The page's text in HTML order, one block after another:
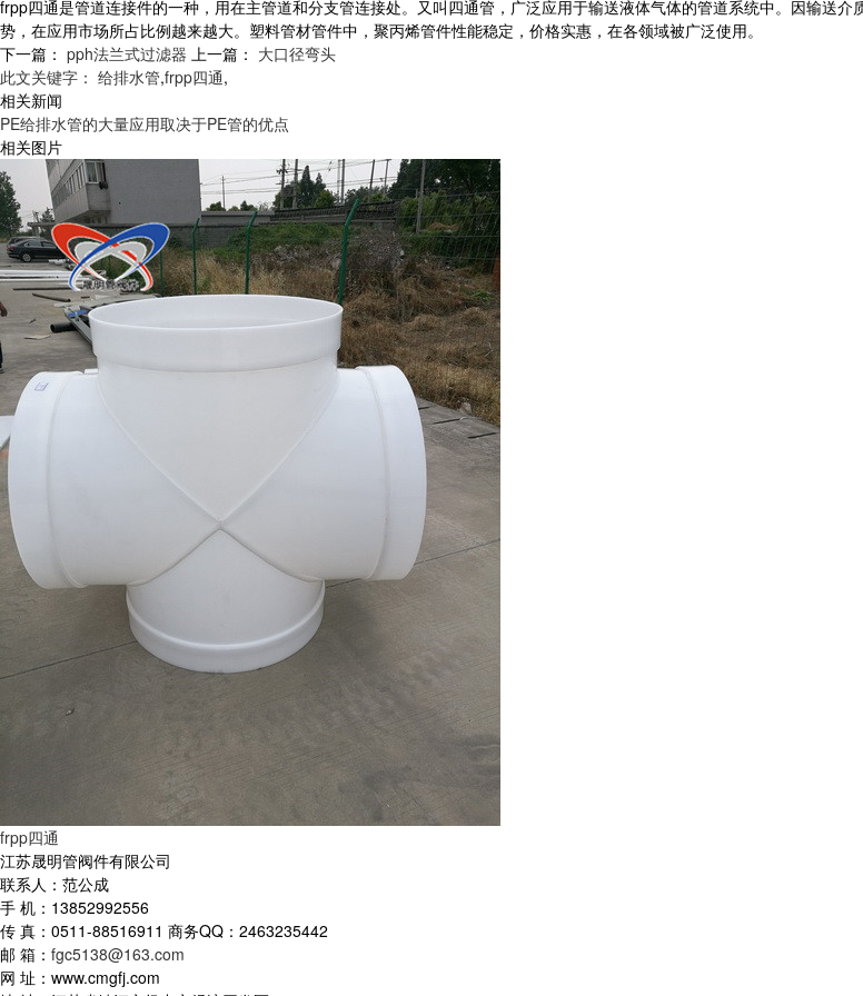
frpp四通是管道连接件的一种，用在主管道和分支管连接处。又叫四通管，广泛应用于输送液体气体的管道系统中。因输送
势，在应用市场所占比例越来越大。塑料管材管件中，聚丙烯管件性能稳定，价格实惠，在各领域被广泛使用。
下一篇： pph法兰式过滤器 上一篇： 大口径弯头
此文关键字： 给排水管,frpp四通,
相关新闻
PE给排水管的大量应用取决于PE管的优点
相关图片
frpp四通
江苏晟明管阀件有限公司
联系人： 范公成
手 机：13852992556
传 真：0511-88516911 商务QQ：2463235442
邮 箱： fgc5138@163.com
网 址：www.cmgfj.com